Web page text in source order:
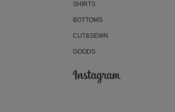
SHIRTS
BOTTOMS
CUT&SEWN
GOODS